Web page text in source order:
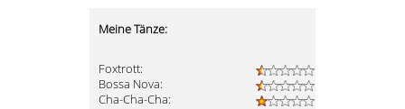
Meine Tänze:
Foxtrott:
Bossa Nova:
Cha-Cha-Cha: